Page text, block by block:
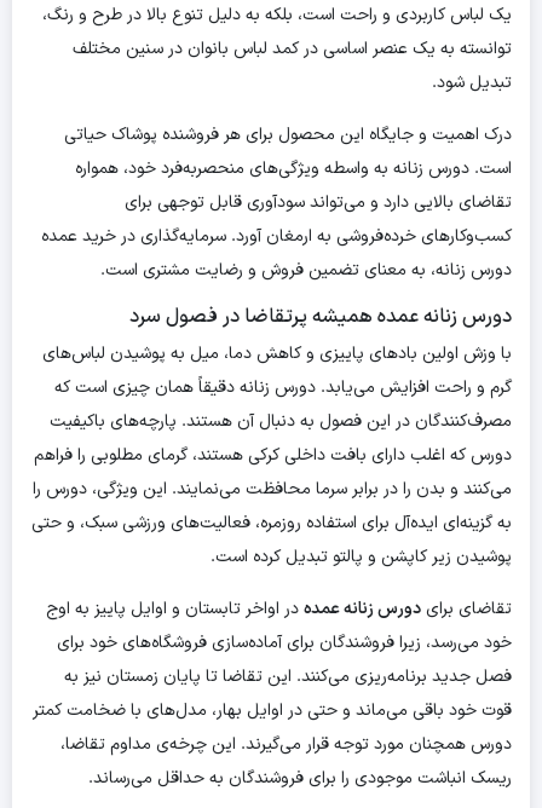
یک لباس کاربردی و راحت است، بلکه به دلیل تنوع بالا در طرح و رنگ،
توانسته به یک عنصر اساسی در کمد لباس بانوان در سنین مختلف
تبدیل شود.
درک اهمیت و جایگاه این محصول برای هر فروشنده پوشاک حیاتی
است. دورس زنانه به واسطه ویژگی‌های منحصربه‌فرد خود، همواره
تقاضای بالایی دارد و می‌تواند سودآوری قابل توجهی برای
کسب‌وکارهای خرده‌فروشی به ارمغان آورد. سرمایه‌گذاری در خرید عمده
دورس زنانه، به معنای تضمین فروش و رضایت مشتری است.
دورس زنانه عمده همیشه پرتقاضا در فصول سرد
با وزش اولین بادهای پاییزی و کاهش دما، میل به پوشیدن لباس‌های
گرم و راحت افزایش می‌یابد. دورس زنانه دقیقاً همان چیزی است که
مصرف‌کنندگان در این فصول به دنبال آن هستند. پارچه‌های باکیفیت
دورس که اغلب دارای بافت داخلی کرکی هستند، گرمای مطلوبی را فراهم
می‌کنند و بدن را در برابر سرما محافظت می‌نمایند. این ویژگی، دورس را
به گزینه‌ای ایده‌آل برای استفاده روزمره، فعالیت‌های ورزشی سبک، و حتی
پوشیدن زیر کاپشن و پالتو تبدیل کرده است.
تقاضای برایدورس زنانه عمدهدر اواخر تابستان و اوایل پاییز به اوج
خود می‌رسد، زیرا فروشندگان برای آماده‌سازی فروشگاه‌های خود برای
فصل جدید برنامه‌ریزی می‌کنند. این تقاضا تا پایان زمستان نیز به
قوت خود باقی می‌ماند و حتی در اوایل بهار، مدل‌های با ضخامت کمتر
دورس همچنان مورد توجه قرار می‌گیرند. این چرخه‌ی مداوم تقاضا،
ریسک انباشت موجودی را برای فروشندگان به حداقل می‌رساند.